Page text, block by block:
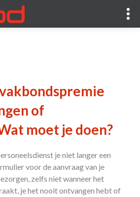
of
moet je doen?
je niet langer een
voor de aanvraag van je
zelfs niet wanneer het
je het nooit ontvangen hebt of